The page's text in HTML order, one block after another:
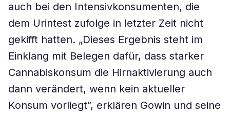
auch bei den Intensivkonsumenten, die
dem Urintest zufolge in letzter Zeit nicht
gekifft hatten. „Dieses Ergebnis steht im
Einklang mit Belegen dafür, dass starker
Cannabiskonsum die Hirnaktivierung auch
dann verändert, wenn kein aktueller
Konsum vorliegt“, erklären Gowin und seine